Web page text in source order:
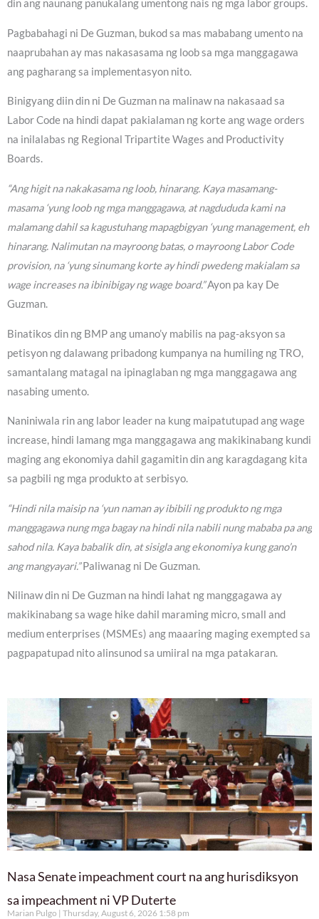
din ang naunang panukalang umentong nais ng mga labor groups.
Pagbabahagi ni De Guzman, bukod sa mas mababang umento na
naaprubahan ay mas nakasasama ng loob sa mga manggagawa
ang pagharang sa implementasyon nito.
Binigyang diin din ni De Guzman na malinaw na nakasaad sa
Labor Code na hindi dapat pakialaman ng korte ang wage orders
na inilalabas ng Regional Tripartite Wages and Productivity
Boards.
“Ang higit na nakakasama ng loob, hinarang. Kaya masamang-
masama ‘yung loob ng mga manggagawa, at nagdududa kami na
malamang dahil sa kagustuhang mapagbigyan ‘yung management, eh
hinarang. Nalimutan na mayroong batas, o mayroong Labor Code
provision, na ‘yung sinumang korte ay hindi pwedeng makialam sa
wage increases na ibinibigay ng wage board.”Ayon pa kay De
Guzman.
Binatikos din ng BMP ang umano’y mabilis na pag-aksyon sa
petisyon ng dalawang pribadong kumpanya na humiling ng TRO,
samantalang matagal na ipinaglaban ng mga manggagawa ang
nasabing umento.
Naniniwala rin ang labor leader na kung maipatutupad ang wage
increase, hindi lamang mga manggagawa ang makikinabang kundi
maging ang ekonomiya dahil gagamitin din ang karagdagang kita
sa pagbili ng mga produkto at serbisyo.
“Hindi nila maisip na ‘yun naman ay ibibili ng produkto ng mga
manggagawa nung mga bagay na hindi nila nabili nung mababa pa ang
sahod nila. Kaya babalik din, at sisigla ang ekonomiya kung gano’n
ang mangyayari.”Paliwanag ni De Guzman.
Nilinaw din ni De Guzman na hindi lahat ng manggagawa ay
makikinabang sa wage hike dahil maraming micro, small and
medium enterprises (MSMEs) ang maaaring maging exempted sa
pagpapatupad nito alinsunod sa umiiral na mga patakaran.
Nasa Senate impeachment court na ang hurisdiksyon
sa impeachment ni VP Duterte
Marian Pulgo Thursday, August 6, 2026 1:58 pm